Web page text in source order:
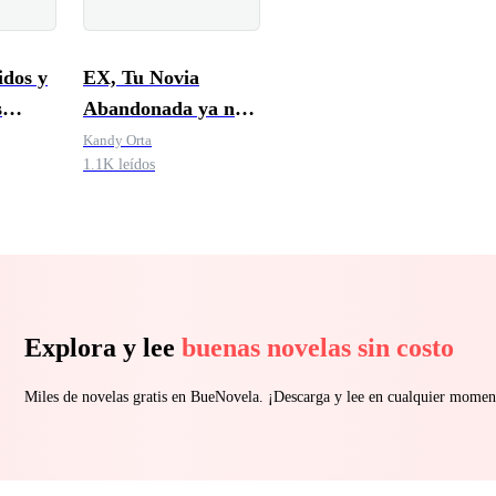
y
EX, Tu Novia
Abandonada ya no
te Quiere
Kandy Orta
1.1K leídos
Explora y lee buenas novelas sin costo
Miles de novelas gratis en BueNovela. ¡Descarga y lee en cualquier